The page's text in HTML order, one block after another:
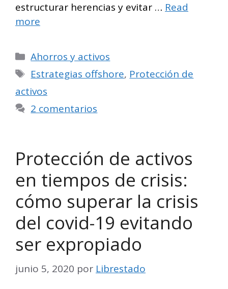
estructurar herencias y evitar … Read
more
Categorías
Ahorros y activos
Etiquetas
Estrategias offshore, Protección de
activos
2 comentarios
Protección de activos
en tiempos de crisis:
cómo superar la crisis
del covid-19 evitando
ser expropiado
junio 5, 2020 por Librestado